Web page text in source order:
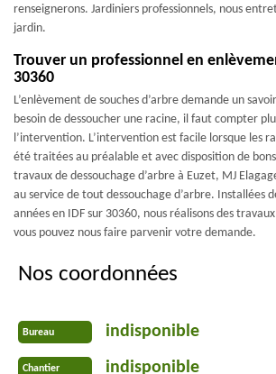
renseignerons. Jardiniers professionnels, nous
jardin.
Trouver un professionnel en
30360
L’enlèvement de souches d’arbre demande un
besoin de dessoucher une racine, il faut compter
l’intervention. L’intervention est facile lorsque les
été traitées au préalable et avec disposition de
travaux de dessouchage d’arbre à Euzet, MJ
au service de tout dessouchage d’arbre. Installées
années en IDF sur 30360, nous réalisons des
vous pouvez nous faire parvenir votre demande.
Nos coordonnées
Bureau indisponible
Chantier indisponible